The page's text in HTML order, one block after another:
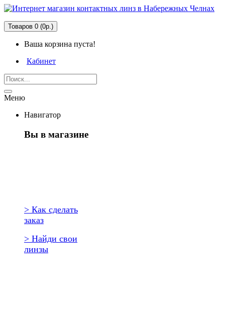
Товаров 0 (0р.)
Ваша корзина пуста!
Кабинет
Меню
Навигатор
Вы в магазине
> Как сделать
заказ
> Найди свои
линзы